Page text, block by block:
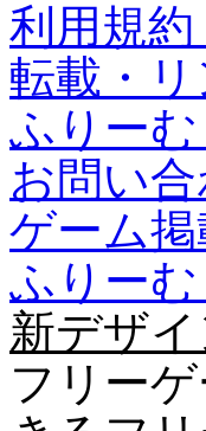
利用規
転載・
ふりー
お問い
ゲーム
ふりー
新デザ
フリー